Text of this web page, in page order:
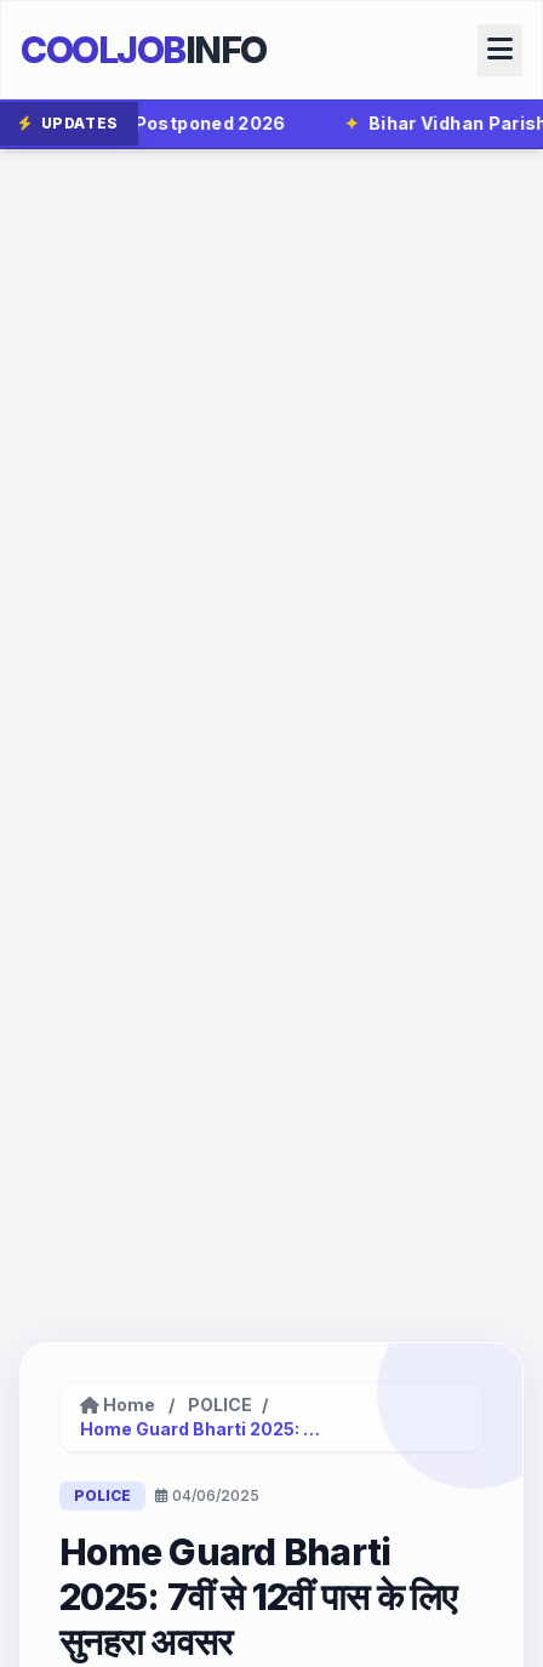
COOLJOBINFO
UPDATES
2026 ✦ Bihar Vidhan Parishad Security
Home / POLICE /
Home Guard Bharti 2025: 7वीं...
POLICE 04/06/2025
Home Guard Bharti
2025: 7वीं से 12वीं पास के लिए
सुनहरा अवसर